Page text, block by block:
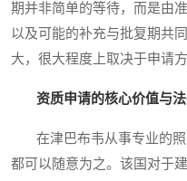
期并非简单的等待，而是由
以及可能的补充与批复期共
大，很大程度上取决于申请
资质申请的核心价值与
在津巴布韦从事专业的照
都可以随意为之。该国对于